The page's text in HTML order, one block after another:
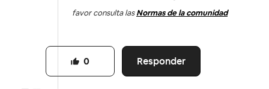
favor consulta las Normas de la comunidad
Responder
0